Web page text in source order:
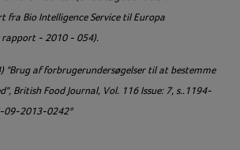
fra Bio Intelligence Service til Europa
rapport - 2010 - 054).
"Brug af forbrugerundersøgelser til at bestemme
British Food Journal, Vol. 116 Issue: 7, s..1194-
09-2013-0242*